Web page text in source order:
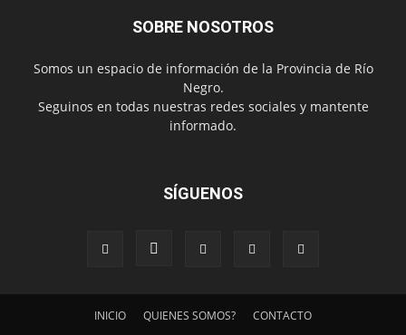
SOBRE NOSOTROS
Somos un espacio de información de la Provincia de Río
Negro.
Seguinos en todas nuestras redes sociales y mantente
informado.
SÍGUENOS
INICIO QUIENES SOMOS? CONTACTO